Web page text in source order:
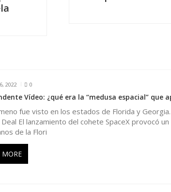
2022 0
Vídeo: ¿qué era la “medusa espacial” que
fue visto en los estados de Florida y
El lanzamiento del cohete SpaceX provocó
de la Flori
MORE